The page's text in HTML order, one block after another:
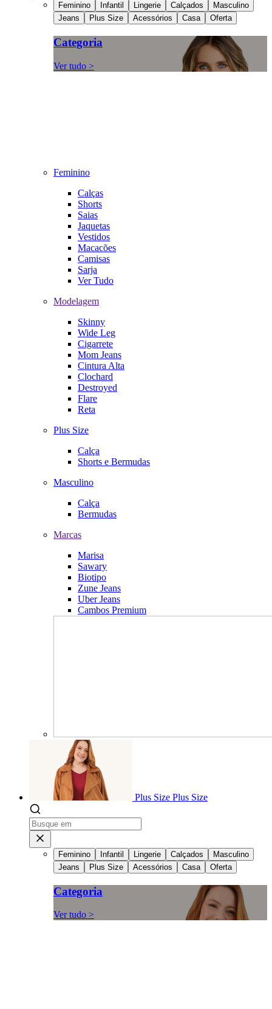
Feminino Infantil Lingerie Calçados
Masculino
Jeans
Plus Size Acessórios Casa Oferta
Categoria
Ver tudo >
Feminino
Calças
Shorts
Saias
Jaquetas
Vestidos
Macacões
Camisas
Sarja
Ver Tudo
Modelagem
Skinny
Wide Leg
Cigarrete
Mom Jeans
Cintura Alta
Clochard
Destroyed
Flare
Reta
Plus Size
Calça
Shorts e Bermudas
Masculino
Calça
Bermudas
Marcas
Marisa
Sawary
Biotipo
Zune Jeans
Uber Jeans
Cambos Premium
Plus Size Plus Size
Feminino Infantil Lingerie Calçados
Masculino
Jeans
Plus Size Acessórios Casa Oferta
Categoria
Ver tudo >